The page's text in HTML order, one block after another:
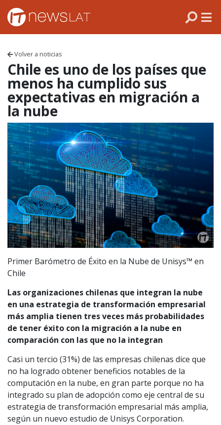
Skip to content
Volver a noticias
Chile es uno de los países que
menos ha cumplido sus
expectativas en migración a
la nube
Primer Barómetro de Éxito en la Nube de Unisys™ en
Chile
Las organizaciones chilenas que integran la nube
en una estrategia de transformación empresarial
más amplia tienen tres veces más probabilidades
de tener éxito con la migración a la nube en
comparación con las que no la integran
Casi un tercio (31%) de las empresas chilenas dice que
no ha logrado obtener beneficios notables de la
computación en la nube, en gran parte porque no ha
integrado su plan de adopción como eje central de su
estrategia de transformación empresarial más amplia,
según un nuevo estudio de Unisys Corporation.
VENEZUELA
ECUADOR
CHILE
ARGENTINA
MÉXICO